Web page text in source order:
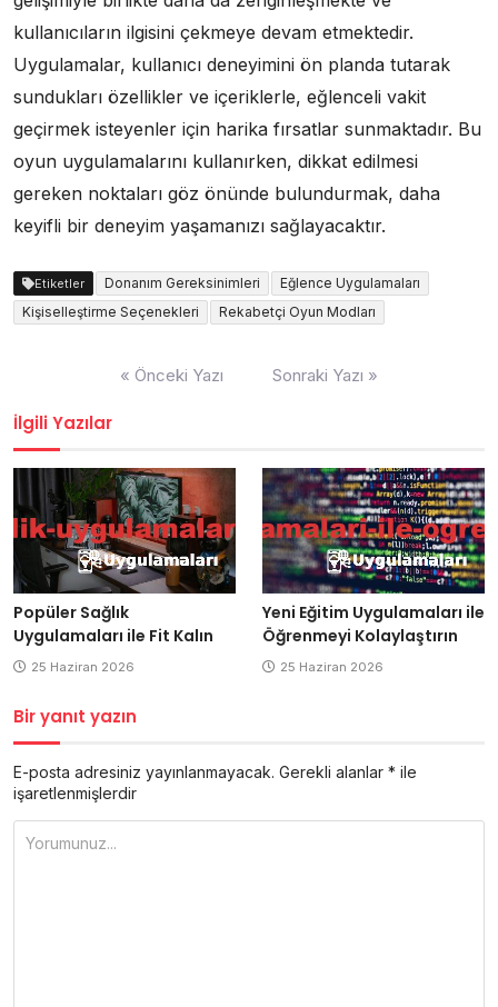
kullanıcıların ilgisini çekmeye devam etmektedir.
Uygulamalar, kullanıcı deneyimini ön planda tutarak
sundukları özellikler ve içeriklerle, eğlenceli vakit
geçirmek isteyenler için harika fırsatlar sunmaktadır. Bu
oyun uygulamalarını kullanırken, dikkat edilmesi
gereken noktaları göz önünde bulundurmak, daha
keyifli bir deneyim yaşamanızı sağlayacaktır.
Etiketler Donanım Gereksinimleri
Eğlence Uygulamaları
Kişiselleştirme Seçenekleri
Rekabetçi Oyun Modları
« Önceki Yazı Sonraki Yazı »
İlgili Yazılar
Popüler Sağlık
Uygulamaları ile Fit Kalın
25 Haziran 2026
Yeni Eğitim Uygulamaları ile
Öğrenmeyi Kolaylaştırın
25 Haziran 2026
Bir yanıt yazın
E-posta adresiniz yayınlanmayacak. Gerekli alanlar * ile
işaretlenmişlerdir